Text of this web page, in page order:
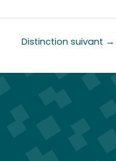
Distinction suivant →